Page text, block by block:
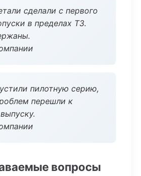
сделали с первого
в пределах ТЗ.
пилотную серию,
перешли к
вопросы